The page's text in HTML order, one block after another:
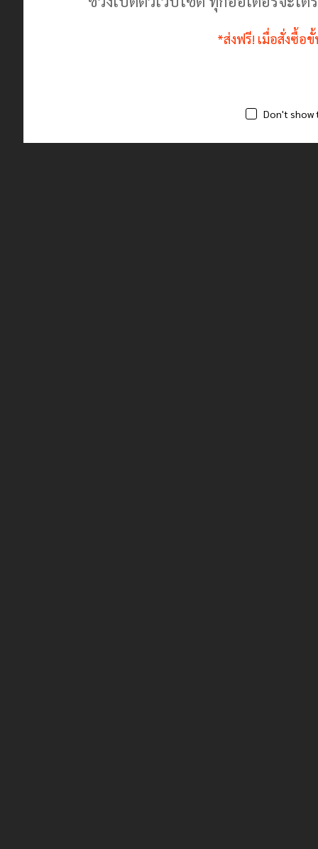
*ส่งฟรี! เมื่อสั่งซื้อ
Don't show